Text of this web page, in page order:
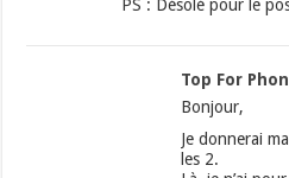
PS : Désolé pour le
Top For
Bonjour,
Je donnerai
les 2.